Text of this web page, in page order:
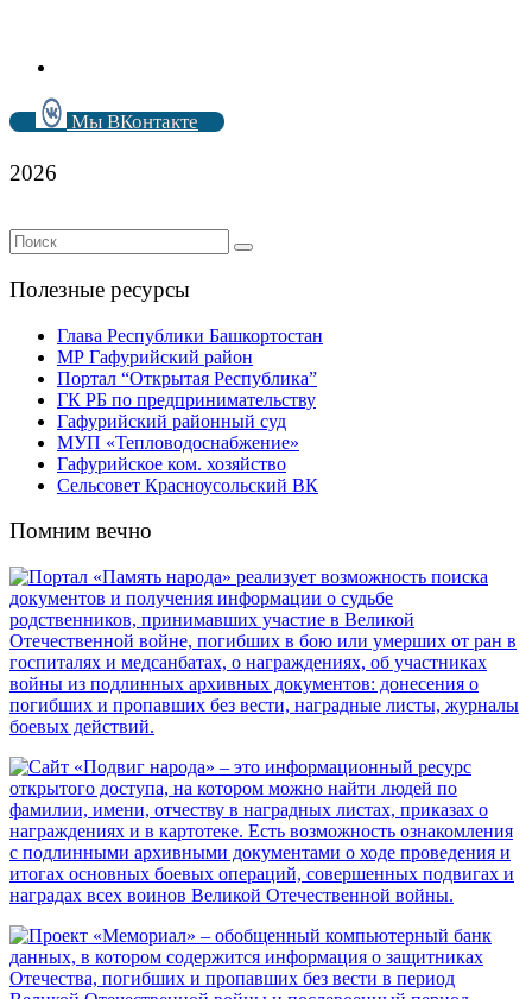
Мы ВКонтакте
2026
Полезные ресурсы
Глава Республики Башкортостан
МР Гафурийский район
Портал “Открытая Республика”
ГК РБ по предпринимательству
Гафурийский районный суд
МУП «Тепловодоснабжение»
Гафурийское ком. хозяйство
Сельсовет Красноусольский ВК
Помним вечно